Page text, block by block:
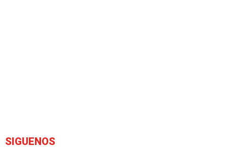
SIGUENOS